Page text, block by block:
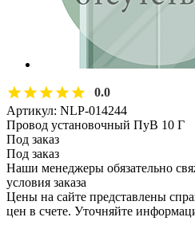
0.0
Артикул: NLP-014244
Провод установочный ПуВ 10 Г
Под заказ
Под заказ
Наши менеджеры обязательно
условия заказа
Цены на сайте представлены
цен в счете. Уточняйте